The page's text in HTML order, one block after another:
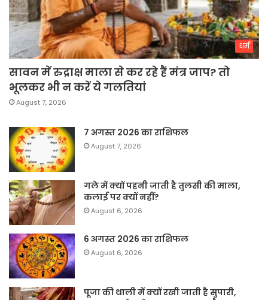
धर्म
सावन में रुद्राक्ष माला से कर रहे हैं मंत्र जाप? तो
भूलकर भी न करें ये गलतियां
August 7, 2026
7 अगस्त 2026 का राशिफल
August 7, 2026
गले में क्यों पहनी जाती है तुलसी की माला,
कलाई पर क्यों नहीं?
August 6, 2026
6 अगस्त 2026 का राशिफल
August 6, 2026
पूजा की थाली में क्यों रखी जाती है सुपारी,